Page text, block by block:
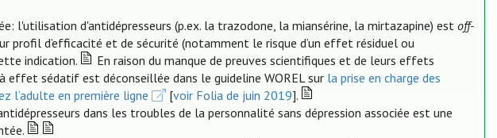
l'utilisation d'antidépresseurs (p.ex. la trazodone, la miansérine, la mirtazapine) estoff-
profil d’efficacité et de sécurité (notamment le risque d’un effet résiduel ou
indication.
En raison du manque de preuves scientifiques et de leurs effets
effet sédatif est déconseillée dans le guideline WOREL sur la prise en charge des
l’adulte en première ligne
[voir Folia de juin 2019].
dans les troubles de la personnalité sans dépression associée est une